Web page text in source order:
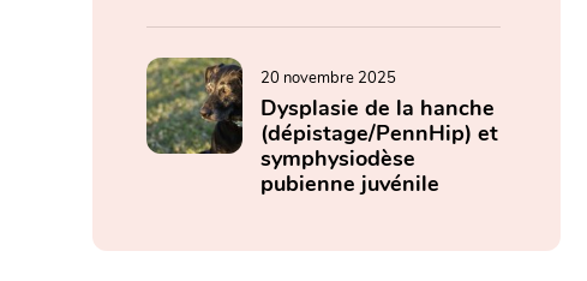
20 novembre 2025
Dysplasie de la hanche
(dépistage/PennHip) et
symphysiodèse
pubienne juvénile